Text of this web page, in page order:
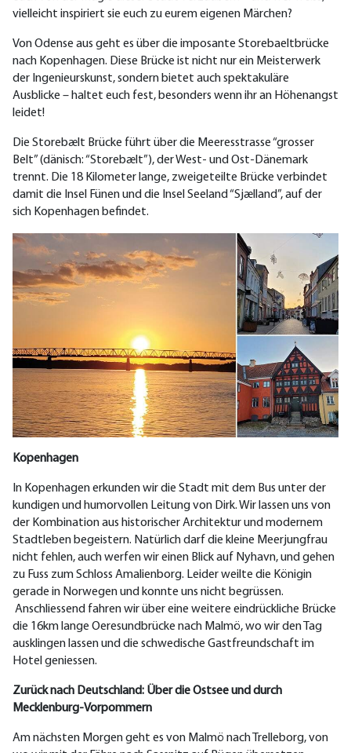
vielleicht inspiriert sie euch zu eurem eigenen Märchen?
Von Odense aus geht es über die imposante Storebaeltbrücke
nach Kopenhagen. Diese Brücke ist nicht nur ein Meisterwerk
der Ingenieurskunst, sondern bietet auch spektakuläre
Ausblicke – haltet euch fest, besonders wenn ihr an Höhenangst
leidet!
Die Storebælt Brücke führt über die Meeresstrasse “grosser
Belt” (dänisch: “Storebælt”), der West- und Ost-Dänemark
trennt. Die 18 Kilometer lange, zweigeteilte Brücke verbindet
damit die Insel Fünen und die Insel Seeland “Sjælland”, auf der
sich Kopenhagen befindet.
Kopenhagen
In Kopenhagen erkunden wir die Stadt mit dem Bus unter der
kundigen und humorvollen Leitung von Dirk. Wir lassen uns von
der Kombination aus historischer Architektur und modernem
Stadtleben begeistern. Natürlich darf die kleine Meerjungfrau
nicht fehlen, auch werfen wir einen Blick auf Nyhavn, und gehen
zu Fuss zum Schloss Amalienborg. Leider weilte die Königin
gerade in Norwegen und konnte uns nicht begrüssen.
Anschliessend fahren wirüber eine weitere eindrückliche Brücke
die 16km lange Oeresundbrücke nach Malmö, wo wir den Tag
ausklingen lassen und die schwedische Gastfreundschaft im
Hotel geniessen.
Zurück nach Deutschland: Über die Ostsee und durch
Mecklenburg-Vorpommern
Am nächsten Morgen geht es von Malmö nach Trelleborg, von